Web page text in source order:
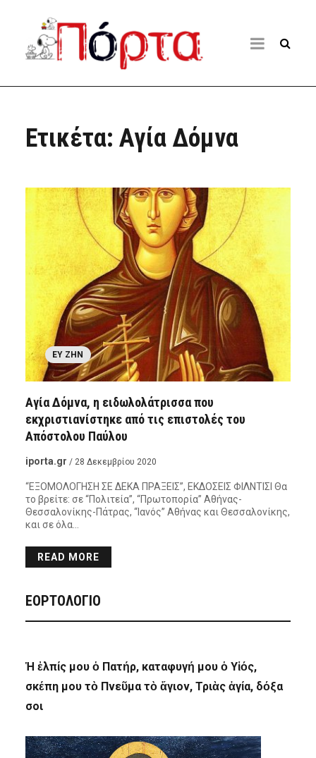
Ετικέτα: Αγία Δόμνα
ΕΥ ΖΗΝ
Αγία Δόμνα, η ειδωλολάτρισσα που
εκχριστιανίστηκε από τις επιστολές του
Απόστολου Παύλου
iporta.gr / 28 Δεκεμβρίου 2020
“ΕΞΟΜΟΛΟΓΗΣΗ ΣΕ ΔΕΚΑ ΠΡΑΞΕΙΣ”, ΕΚΔΟΣΕΙΣ ΦΙΛΝΤΙΣΙ Θα
το βρείτε: σε “Πολιτεία”, “Πρωτοπορία” Αθήνας-
Θεσσαλονίκης-Πάτρας, “Ιανός” Αθήνας και Θεσσαλονίκης,
και σε όλα…
READ MORE
ΕΟΡΤΟΛΟΓΙΟ
Ἡ ἐλπίς μου ὁ Πατήρ, καταφυγή μου ὁ Υἱός,
σκέπη μου τὸ Πνεῦμα τὸ ἅγιον, Τριὰς ἁγία, δόξα
σοι